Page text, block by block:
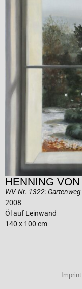
HENNING
WV-Nr. 1322:
2008
Öl auf Leinwand
140 x 100 cm
Imprint